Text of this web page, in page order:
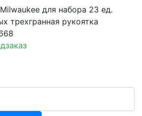
для набора 23 ед.
трехгранная рукоятка